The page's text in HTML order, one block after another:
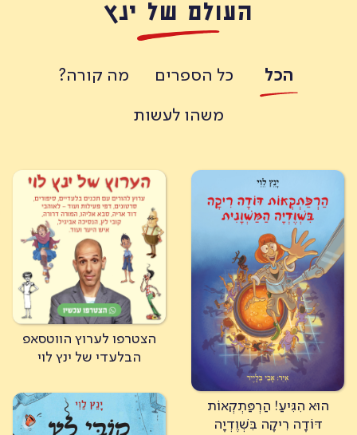
העולם של ינץ
הכל כל הספרים מה קורה?
משהו לעשות
הוּא הִגִּיעַ! הַרְפַּתְקְאוֹת
דּוֹדָה רִיקָה בִּשְׁוֶדְיָה
הצטרפו לערוץ הווטסאפ
הבלעדי של ינץ לוי